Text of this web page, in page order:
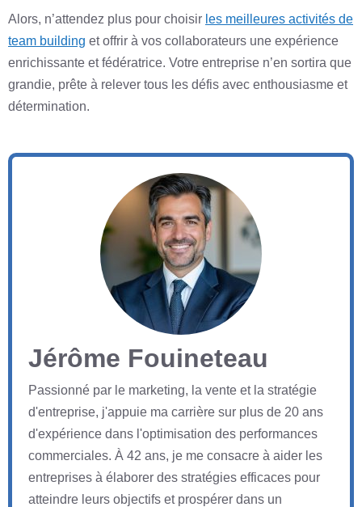
Alors, n’attendez plus pour choisir les meilleures activités de
team building et offrir à vos collaborateurs une expérience
enrichissante et fédératrice. Votre entreprise n’en sortira que
grandie, prête à relever tous les défis avec enthousiasme et
détermination.
Jérôme Fouineteau
Passionné par le marketing, la vente et la stratégie
d'entreprise, j'appuie ma carrière sur plus de 20 ans
d'expérience dans l'optimisation des performances
commerciales. À 42 ans, je me consacre à aider les
entreprises à élaborer des stratégies efficaces pour
atteindre leurs objectifs et prospérer dans un